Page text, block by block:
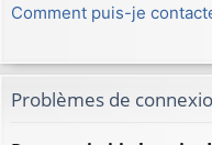
Comment puis-je
Problèmes de